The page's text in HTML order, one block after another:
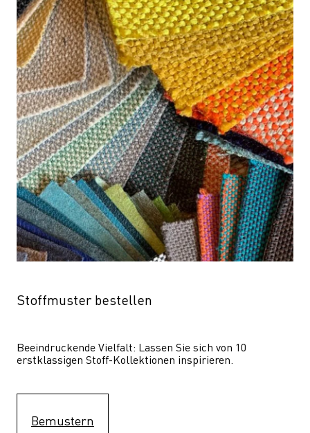
Stoffmuster bestellen
Beeindruckende Vielfalt: Lassen Sie sich von 10
erstklassigen Stoff-Kollektionen inspirieren.
Bemustern